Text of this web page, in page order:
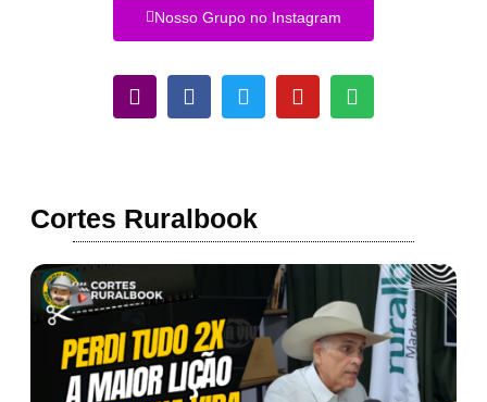
Nosso Grupo no Instagram
Cortes Ruralbook